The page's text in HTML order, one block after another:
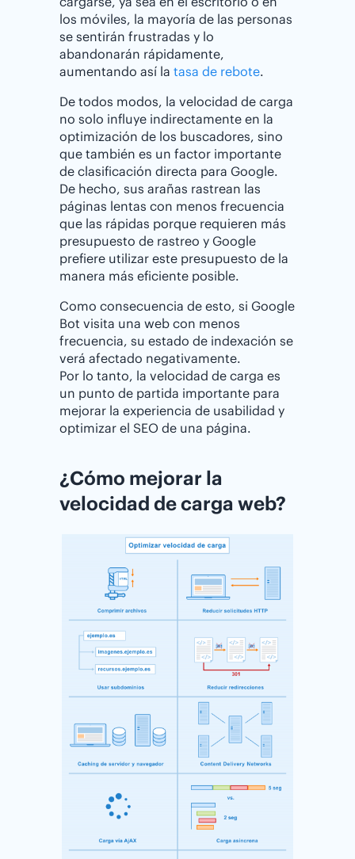
los móviles, la mayoría de las personas
se sentirán frustradas y lo
abandonarán rápidamente,
aumentando así la tasa de rebote.
De todos modos, la velocidad de carga
no solo influye indirectamente en la
optimización de los buscadores, sino
que también es un factor importante
de clasificación directa para Google.
De hecho, sus arañas rastrean las
páginas lentas con menos frecuencia
que las rápidas porque requieren más
presupuesto de rastreo y Google
prefiere utilizar este presupuesto de la
manera más eficiente posible.
Como consecuencia de esto, si Google
Bot visita una web con menos
frecuencia, su estado de indexación se
verá afectado negativamente.
Por lo tanto, la velocidad de carga es
un punto de partida importante para
mejorar la experiencia de usabilidad y
optimizar el SEO de una página.
¿Cómo mejorar la
velocidad de carga web?